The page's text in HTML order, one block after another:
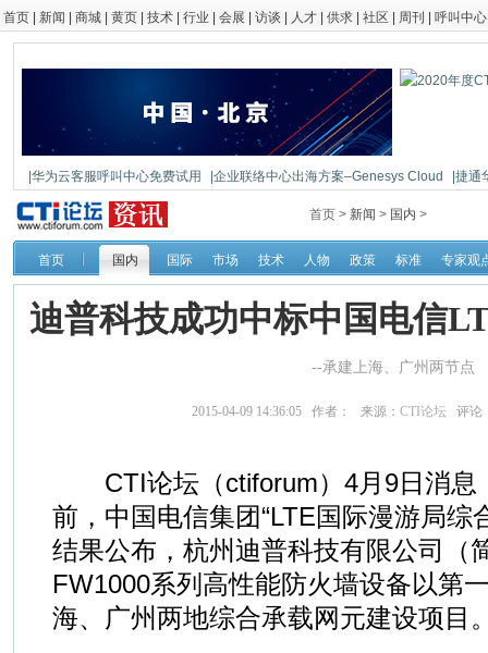
首页 新闻 商城 黄页 技术 行业 会展 访谈 人才 供求 社区 周刊 呼叫中心
|华为云客服呼叫中心免费试用 |企业联络中心出海方案–Genesys Cloud
|捷通
|鼎信通达新一代语音网关DAG1000-4S
首页 > 新闻 > 国内 >
首页 国内 国际 市场 技术 人物 政策 标准 专家观
迪普科技成功中标中国电信
--承建上海、广州两节点
2015-04-09 14:36:05 作者： 来源： CTI论坛 评论
CTI论坛（ctiforum）4月9日消息
前，中国电信集团“LTE国际漫游局综
结果公布，杭州迪普科技有限公司（
FW1000系列高性能防火墙设备以第
海、广州两地综合承载网元建设项目